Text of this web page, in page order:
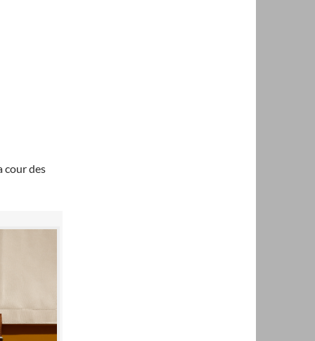
cour des